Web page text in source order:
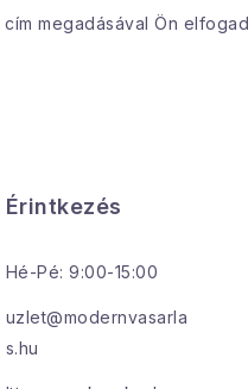
cím megadásával Ön
Érintkezés
Hé-Pé: 9:00-15:00
uzlet@modernvasarla
s.hu